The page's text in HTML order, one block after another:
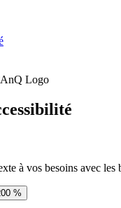
à vos besoins avec les
%